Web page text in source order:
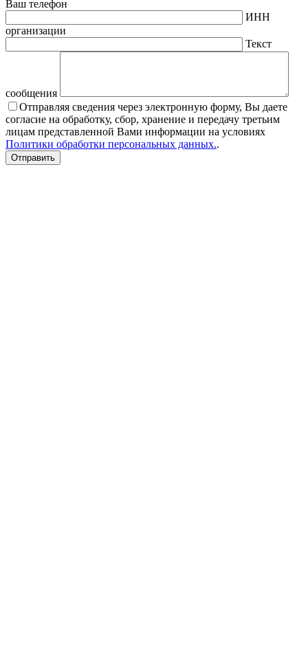
Ваш телефон
ИНН
организации
Текст
сообщения
Отправляя сведения через электронную форму, Вы даете
согласие на обработку, сбор, хранение и передачу третьим
лицам представленной Вами информации на условиях
Политики обработки персональных данных..